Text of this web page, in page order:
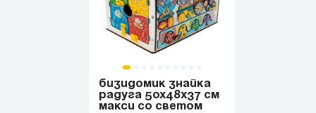
БИЗИДОМИК ЗНАЙКА
РАДУГА 50Х48Х37 СМ
МАКСИ СО СВЕТОМ